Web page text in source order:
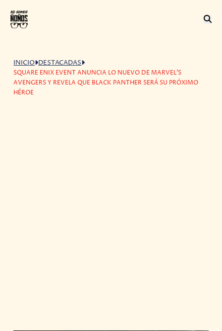
INICIO DESTACADAS
SQUARE ENIX EVENT ANUNCIA LO NUEVO DE MARVEL'S
AVENGERS Y REVELA QUE BLACK PANTHER SERÁ SU PRÓXIMO
HÉROE